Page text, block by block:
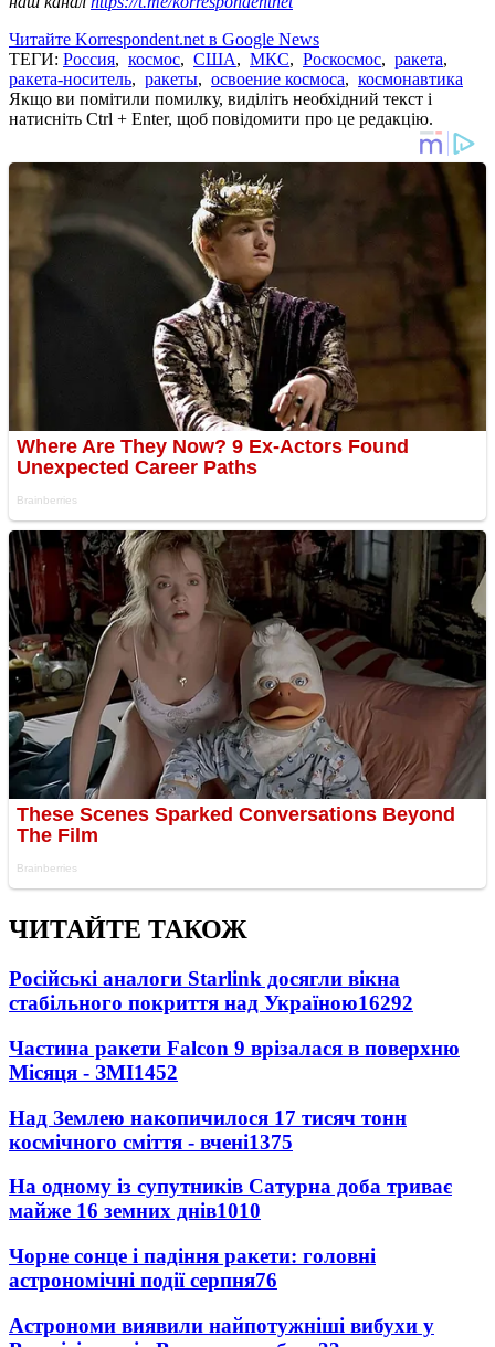
Читайте Korrespondent.net в Google News
ТЕГИ: Россия, космос, США, МКС, Роскосмос, ракета,
ракета-носитель, ракеты, освоение космоса, космонавтика
Якщо ви помітили помилку, виділіть необхідний текст і
натисніть Ctrl + Enter, щоб повідомити про це редакцію.
ЧИТАЙТЕ ТАКОЖ
Російські аналоги Starlink досягли вікна
стабільного покриття над Україною16292
Частина ракети Falcon 9 врізалася в поверхню
Місяця - ЗМІ1452
Над Землею накопичилося 17 тисяч тонн
космічного сміття - вчені1375
На одному із супутників Сатурна доба триває
майже 16 земних днів1010
Чорне сонце і падіння ракети: головні
астрономічні події серпня76
Астрономи виявили найпотужніші вибухи у